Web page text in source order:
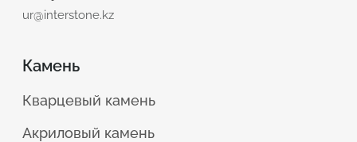
ur@interstone.kz
Камень
Кварцевый камень
Акриловый камень